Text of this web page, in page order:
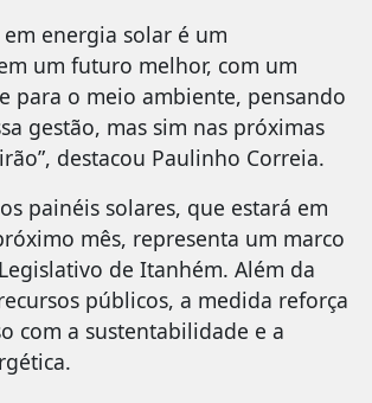
energia solar é um
um futuro melhor, com um
para o meio ambiente, pensando
gestão, mas sim nas próximas
destacou Paulinho Correia.
painéis solares, que estará em
mês, representa um marco
de Itanhém. Além da
públicos, a medida reforça
com a sustentabilidade e a